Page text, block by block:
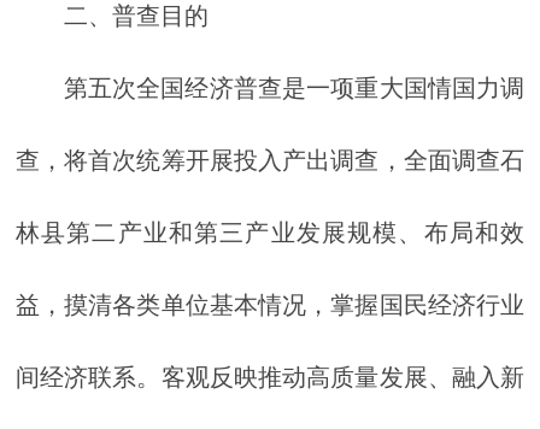
二、普查目的
第五次全国经济普查是一项重大国情国力调
查，将首次统筹开展投入产出调查，全面调查石
林县第二产业和第三产业发展规模、布局和效
益，摸清各类单位基本情况，掌握国民经济行业
间经济联系。客观反映推动高质量发展、融入新